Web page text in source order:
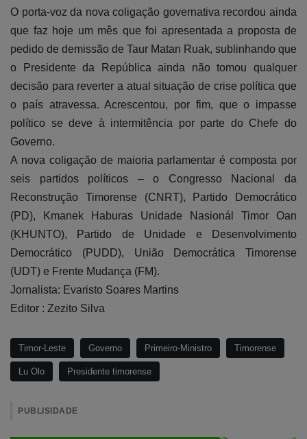
O porta-voz da nova coligação governativa recordou ainda
que faz hoje um mês que foi apresentada a proposta de
pedido de demissão de Taur Matan Ruak, sublinhando que
o Presidente da República ainda não tomou qualquer
decisão para reverter a atual situação de crise política que
o país atravessa. Acrescentou, por fim, que o impasse
político se deve à intermitência por parte do Chefe do
Governo.
A nova coligação de maioria parlamentar é composta por
seis partidos políticos – o Congresso Nacional da
Reconstrução Timorense (CNRT), Partido Democrático
(PD), Kmanek Haburas Unidade Nasionál Timor Oan
(KHUNTO), Partido de Unidade e Desenvolvimento
Democrático (PUDD), União Democrática Timorense
(UDT) e Frente Mudança (FM).
Jornalista: Evaristo Soares Martins
Editor : Zezito Silva
Timor-Leste Governo Primeiro-Ministro Timorense
Lu Olo Presidente timorense
PUBLISIDADE